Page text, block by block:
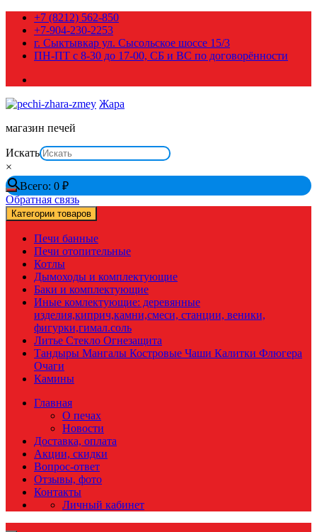
Перейти
содержимому
+7 (8212) 562-850
+7-904-230-2253
г. Сыктывкар ул. Сысольское шоссе 15/3
ПН-ПТ с 8-30 до 17-00, СБ и ВС по договорённости
Жара
магазин печей
Искать
×
Всего: 0 ₽
Обратная связь
Категории товаров
Печи банные
Печи отопительные
Котлы
Дымоходы и комплектующие
Баки и комплектующие
Иные комлектующие: деревянные
изделия,киприч,камни,смеси, станции, веники,
фигурки,гимал.соль
Литье Стекло Огнезащита
Тандыры Мангалы Костровые Чаши Калитки Флюгера
Очаги
Камины
Главная
О печах
Новости
Доставка, оплата
Акции, скидки
Вопрос-ответ
Отзывы, фото
Контакты
Личный кабинет